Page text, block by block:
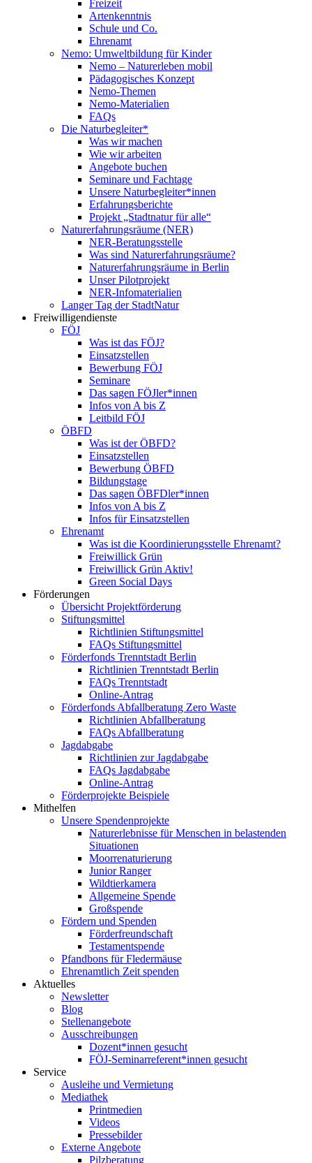
Freizeit
Artenkenntnis
Schule und Co.
Ehrenamt
Nemo: Umweltbildung für Kinder
Nemo – Naturerleben mobil
Pädagogisches Konzept
Nemo-Themen
Nemo-Materialien
FAQs
Die Naturbegleiter*
Was wir machen
Wie wir arbeiten
Angebote buchen
Seminare und Fachtage
Unsere Naturbegleiter*innen
Erfahrungsberichte
Projekt „Stadtnatur für alle“
Naturerfahrungsräume (NER)
NER-Beratungsstelle
Was sind Naturerfahrungsräume?
Naturerfahrungsräume in Berlin
Unser Pilotprojekt
NER-Infomaterialien
Langer Tag der StadtNatur
Freiwilligendienste
FÖJ
Was ist das FÖJ?
Einsatzstellen
Bewerbung FÖJ
Seminare
Das sagen FÖJler*innen
Infos von A bis Z
Leitbild FÖJ
ÖBFD
Was ist der ÖBFD?
Einsatzstellen
Bewerbung ÖBFD
Bildungstage
Das sagen ÖBFDler*innen
Infos von A bis Z
Infos für Einsatzstellen
Ehrenamt
Was ist die Koordinierungsstelle Ehrenamt?
Freiwillick Grün
Freiwillick Grün Aktiv!
Green Social Days
Förderungen
Übersicht Projektförderung
Stiftungsmittel
Richtlinien Stiftungsmittel
FAQs Stiftungsmittel
Förderfonds Trenntstadt Berlin
Richtlinien Trenntstadt Berlin
FAQs Trenntstadt
Online-Antrag
Förderfonds Abfallberatung Zero Waste
Richtlinien Abfallberatung
FAQs Abfallberatung
Jagdabgabe
Richtlinien zur Jagdabgabe
FAQs Jagdabgabe
Online-Antrag
Förderprojekte Beispiele
Mithelfen
Unsere Spendenprojekte
Naturerlebnisse für Menschen in belastenden
Situationen
Moorrenaturierung
Junior Ranger
Wildtierkamera
Allgemeine Spende
Großspende
Fördern und Spenden
Förderfreundschaft
Testamentspende
Pfandbons für Fledermäuse
Ehrenamtlich Zeit spenden
Aktuelles
Newsletter
Blog
Stellenangebote
Ausschreibungen
Dozent*innen gesucht
FÖJ-Seminarreferent*innen gesucht
Service
Ausleihe und Vermietung
Mediathek
Printmedien
Videos
Pressebilder
Externe Angebote
Pilzberatung